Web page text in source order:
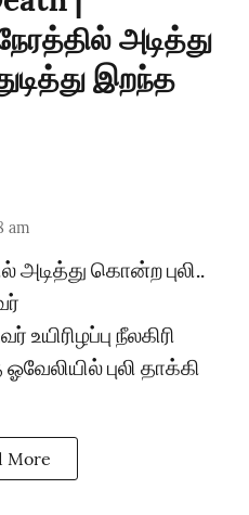
அடித்து
இறந்த
am
கொன்ற புலி..
உயிரிழப்பு நீலகிரி
புலி தாக்கி
More